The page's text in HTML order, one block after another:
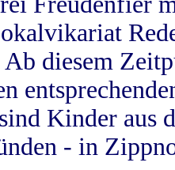
diesem
Kinder aus
- in